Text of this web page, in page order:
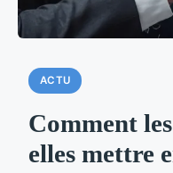
ACTU
Comment
elles mettre